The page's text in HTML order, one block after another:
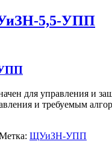
5,5-УПП
УПП
для управления и
и требуемым
ЩУиЗН-УПП